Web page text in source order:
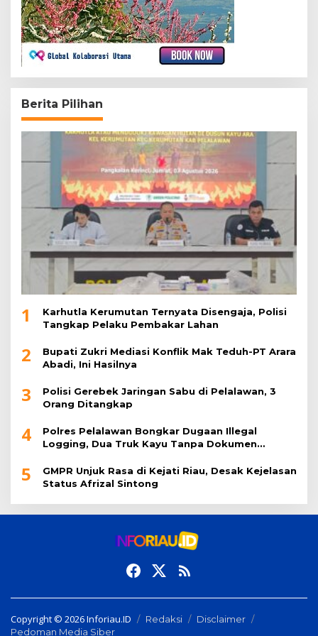
Berita Pilihan
1
Karhutla Kerumutan Ternyata Disengaja, Polisi
Tangkap Pelaku Pembakar Lahan
2
Bupati Zukri Mediasi Konflik Mak Teduh-PT Arara
Abadi, Ini Hasilnya
3
Polisi Gerebek Jaringan Sabu di Pelalawan, 3
Orang Ditangkap
4
Polres Pelalawan Bongkar Dugaan Illegal
Logging, Dua Truk Kayu Tanpa Dokumen
5
GMPR Unjuk Rasa di Kejati Riau, Desak Kejelasan
Status Afrizal Sintong
Copyright © 2026 Inforiau.ID Redaksi
Disclaimer
Pedoman Media Siber